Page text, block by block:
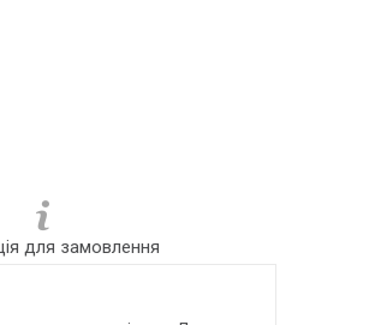
для замовлення